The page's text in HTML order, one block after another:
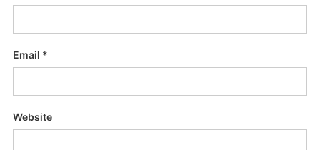
Email *
Website